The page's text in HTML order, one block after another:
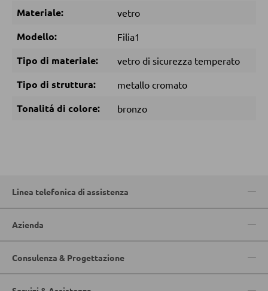
DORMIRE
Comodini
Letti singoli
MATERASSI
Materassi
Materiale: vetro
Modello: Filia1
Tipo di materiale: vetro di sicurezza temperato
Tipo di struttura: metallo cromato
Tonalitá di colore: bronzo
Linea telefonica di assistenza
Azienda
Consulenza & Progettazione